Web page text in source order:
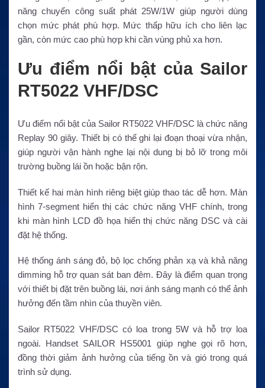
năng chuyển công suất phát 25W/1W giúp người dùng
chọn mức phát phù hợp. Mức thấp hữu ích cho liên lạc
gần, còn mức cao phù hợp khi cần vùng phủ xa hơn.
Ưu điểm nổi bật của Sailor
RT5022 VHF/DSC
Ưu điểm nổi bật của Sailor RT5022 VHF/DSC là chức năng
Replay 90 giây. Thiết bị có thể ghi lại đoạn thoại vừa nhận,
giúp người vận hành nghe lại nội dung bị bỏ lỡ trong môi
trường buồng lái ồn hoặc bận rộn.
Thiết kế hai màn hình riêng biệt giúp thao tác dễ hơn. Màn
hình 7-segment hiển thị các chức năng VHF chính, trong
khi màn hình LCD đồ họa hiển thị chức năng DSC và cài
đặt hệ thống.
Hệ thống ánh sáng đỏ, bộ lọc chống phản xạ và khả năng
dimming hỗ trợ quan sát ban đêm. Đây là điểm quan trọng
với thiết bị đặt trên buồng lái, nơi ánh sáng mạnh có thể ảnh
hưởng đến tầm nhìn của thuyền viên.
Sailor RT5022 VHF/DSC có loa trong 5W và hỗ trợ loa
ngoài. Handset SAILOR HS5001 giúp nghe gọi rõ hơn,
đồng thời giảm ảnh hưởng của tiếng ồn và gió trong quá
trình sử dụng.